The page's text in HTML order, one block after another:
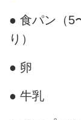
● 食パン（5
り）
● 卵
● 牛乳